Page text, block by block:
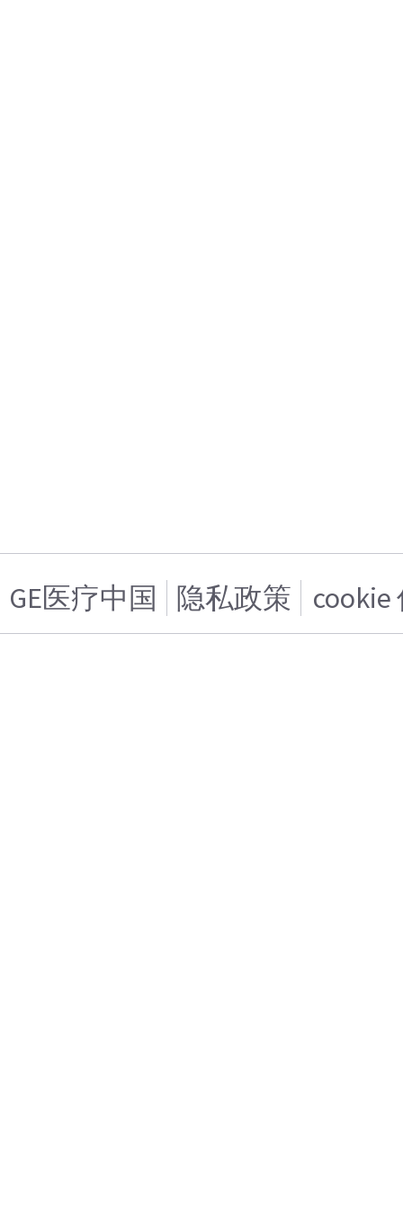
GE医疗中国 隐私政策 cookie